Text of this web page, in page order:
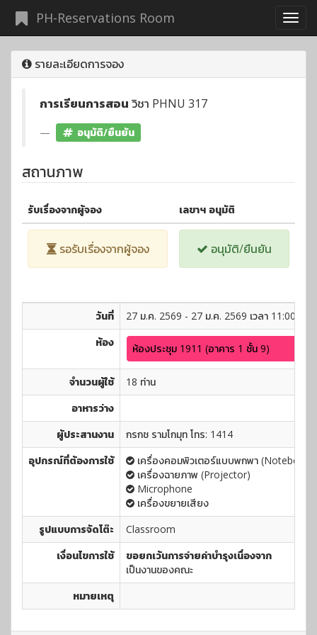
PH-Reservations Room
รายละเอียดการจอง
การเรียนการสอน วิชา PHNU 317
อนุมัติ/ยืนยัน
สถานภาพ
รับเรื่องจากผู้จอง เลขาฯ อนุมัติ
รอรับเรื่องจากผู้จอง อนุมัติ/ยืนยัน
วันที่
27 ม.ค. 2569 - 27 ม.ค. 2569 เวลา 11:00 -
ห้อง
ห้องประชุม 1911 (อาคาร 1 ชั้น 9)
จำนวนผู้ใช้
18 ท่าน
อาหารว่าง
ผู้ประสานงาน
กรกช รามโกมุท โทร: 1414
อุปกรณ์ที่ต้องการใช้
เครื่องคอมพิวเตอร์แบบพกพา (Notebook)
เครื่องฉายภาพ (Projector)
Microphone
เครื่องขยายเสียง
รูปแบบการจัดโต๊ะ
Classroom
เงื่อนไขการใช้
ขอยกเว้นการจ่ายค่าบำรุงเนื่องจาก
เป็นงานของคณะ
หมายเหตุ